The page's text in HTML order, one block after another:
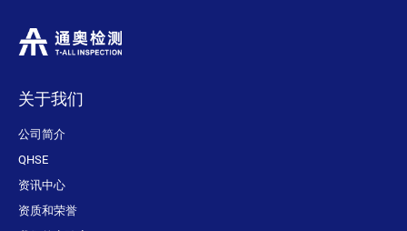
关于我们
公司简介
QHSE
资讯中心
资质和荣誉